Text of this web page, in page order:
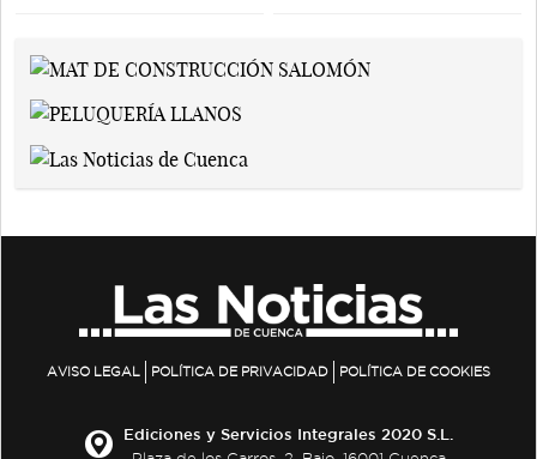
AVISO LEGAL POLÍTICA DE PRIVACIDAD POLÍTICA DE COOKIES
Ediciones y Servicios Integrales 2020 S.L.